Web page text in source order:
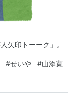
矢印トーーク」。
#せいや #山添寛